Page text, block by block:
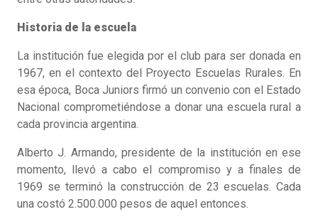
Historia de la escuela
La institución fue elegida por el club para ser donada en
1967, en el contexto del Proyecto Escuelas Rurales. En
esa época, Boca Juniors firmó un convenio con el Estado
Nacional comprometiéndose a donar una escuela rural a
cada provincia argentina.
Alberto J. Armando, presidente de la institución en ese
momento, llevó a cabo el compromiso y a finales de
1969 se terminó la construcción de 23 escuelas. Cada
una costó 2.500.000 pesos de aquel entonces.